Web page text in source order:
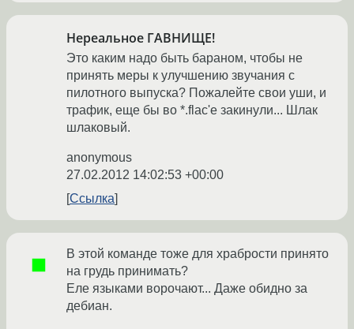
Нереальное ГАВНИЩЕ!
Это каким надо быть бараном, чтобы не
принять меры к улучшению звучания с
пилотного выпуска? Пожалейте свои уши, и
трафик, еще бы во *.flac'е закинули... Шлак
шлаковый.
anonymous
27.02.2012 14:02:53 +00:00
Ссылка
В этой команде тоже для храбрости принято
на грудь принимать?
Еле языками ворочают... Даже обидно за
дебиан.